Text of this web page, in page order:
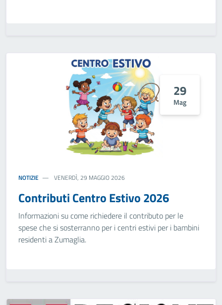
29
Mag
NOTIZIE VENERDÌ, 29 MAGGIO 2026
Contributi Centro Estivo 2026
Informazioni su come richiedere il contributo per le
spese che si sosterranno per i centri estivi per i bambini
residenti a Zumaglia.